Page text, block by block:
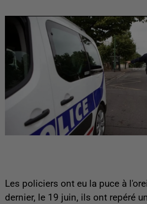
Les policiers ont eu la puce à
dernier, le 19 juin, ils ont repéré